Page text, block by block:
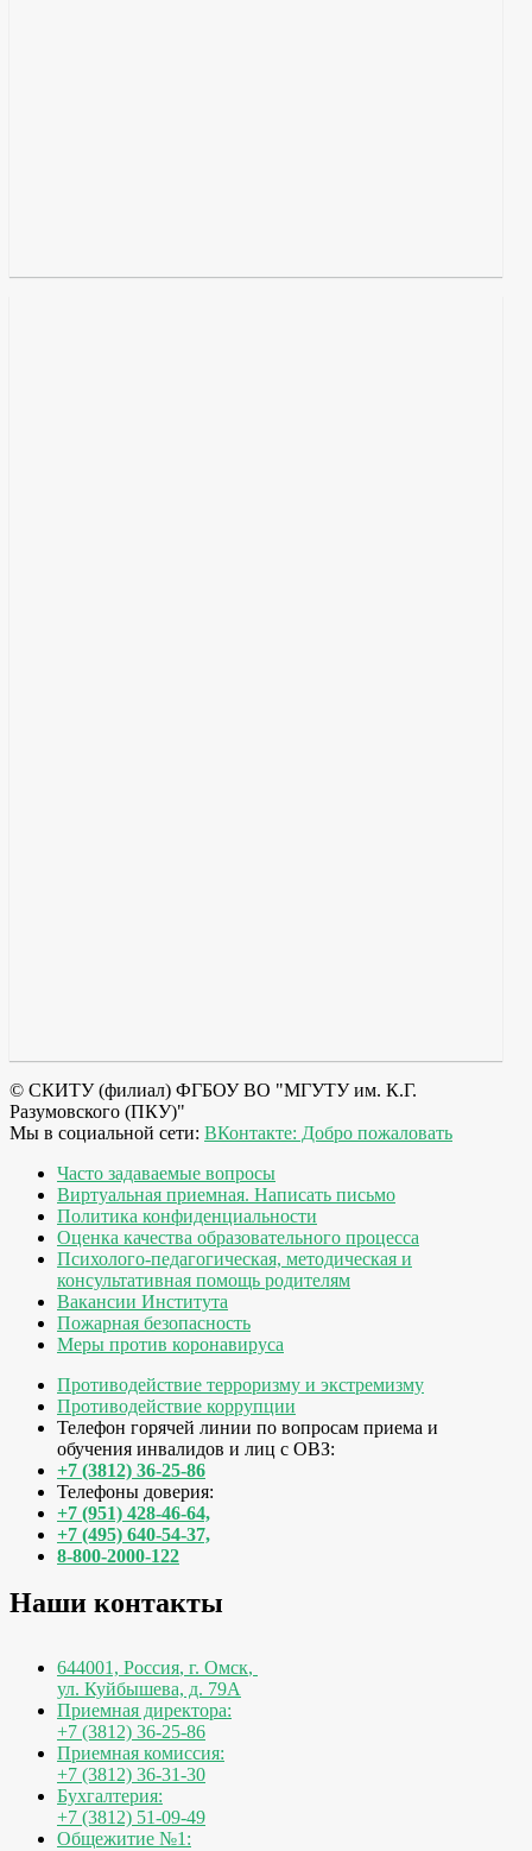
© СКИТУ (филиал) ФГБОУ ВО "МГУТУ им. К.Г.
Разумовского (ПКУ)"
Мы в социальной сети: ВКонтакте: Добро пожаловать
Часто задаваемые вопросы
Виртуальная приемная. Написать письмо
Политика конфиденциальности
Оценка качества образовательного процесса
Психолого-педагогическая, методическая и
консультативная помощь родителям
Вакансии Института
Пожарная безопасность
Меры против коронавируса
Противодействие терроризму и экстремизму
Противодействие коррупции
Телефон горячей линии по вопросам приема и
обучения инвалидов и лиц с ОВЗ:
+7 (3812) 36-25-86
Телефоны доверия:
+7 (951) 428-46-64,
+7 (495) 640-54-37,
8-800-2000-122
Наши контакты
644001, Россия, г. Омск,
ул. Куйбышева, д. 79А
Приемная директора:
+7 (3812) 36-25-86
Приемная комиссия:
+7 (3812) 36-31-30
Бухгалтерия:
+7 (3812) 51-09-49
Общежитие №1: